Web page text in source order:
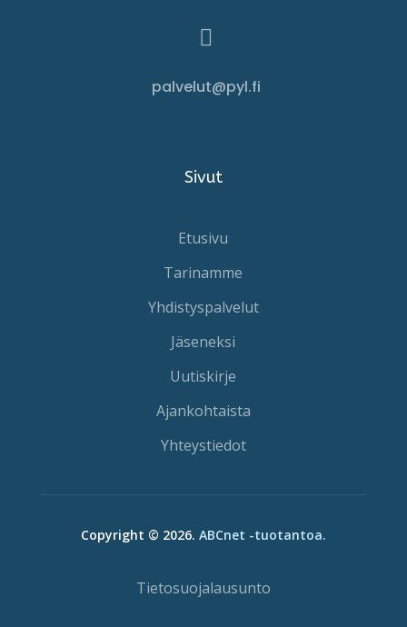

palvelut@pyl.fi
Sivut
Etusivu
Tarinamme
Yhdistyspalvelut
Jäseneksi
Uutiskirje
Ajankohtaista
Yhteystiedot
Copyright © 2026. ABCnet -tuotantoa.
Tietosuojalausunto